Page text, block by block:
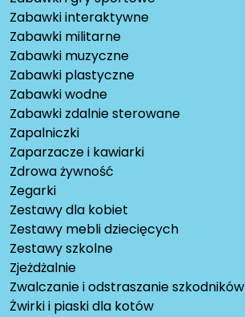
Zabawki interaktywne
Zabawki militarne
Zabawki muzyczne
Zabawki plastyczne
Zabawki wodne
Zabawki zdalnie sterowane
Zapalniczki
Zaparzacze i kawiarki
Zdrowa żywność
Zegarki
Zestawy dla kobiet
Zestawy mebli dziecięcych
Zestawy szkolne
Zjeżdżalnie
Zwalczanie i odstraszanie szkodników
Żwirki i piaski dla kotów